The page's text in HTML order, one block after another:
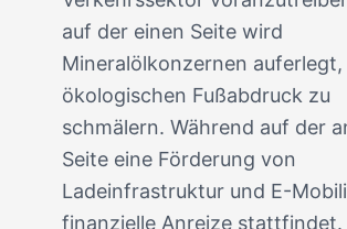
auf der einen Seite wird
Mineralölkonzernen auferlegt,
ökologischen Fußabdruck zu
schmälern. Während auf der
Seite eine Förderung von
Ladeinfrastruktur und E-
finanzielle Anreize stattfindet.